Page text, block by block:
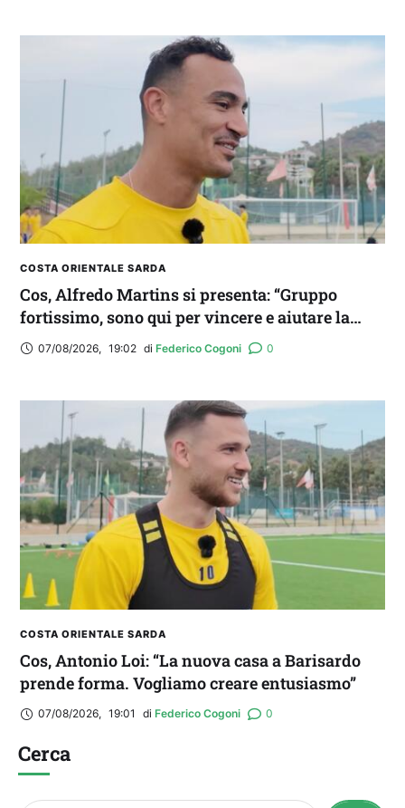
COSTA ORIENTALE SARDA
Cos, Alfredo Martins si presenta: “Gruppo
fortissimo, sono qui per vincere e aiutare la
squadra. Idolo? Mi ispiro a Romario”
07/08/2026, 19:02 di Federico Cogoni 0
COSTA ORIENTALE SARDA
Cos, Antonio Loi: “La nuova casa a Barisardo
prende forma. Vogliamo creare entusiasmo”
07/08/2026, 19:01 di Federico Cogoni 0
Cerca